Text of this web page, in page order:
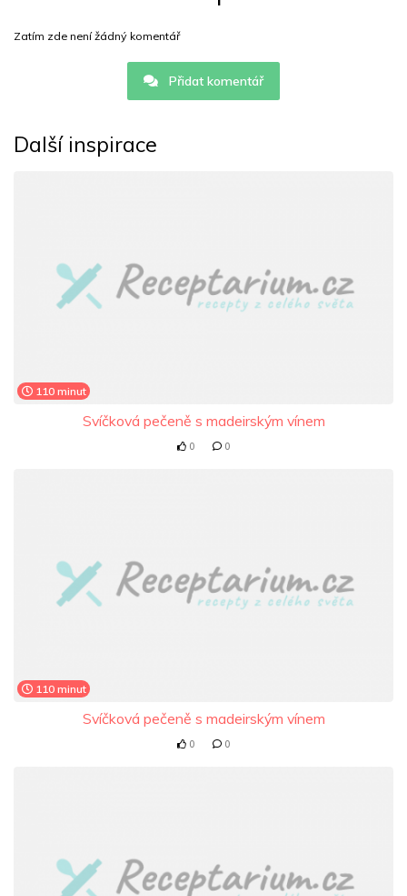
Zatím zde není žádný komentář
Přidat komentář
Další inspirace
110 minut
Svíčková pečeně s madeirským vínem
0 0
110 minut
Svíčková pečeně s madeirským vínem
0 0